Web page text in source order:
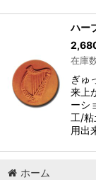
ハー
在庫
ぎゅ
来上
ーシ
工/粘
用出
ホーム